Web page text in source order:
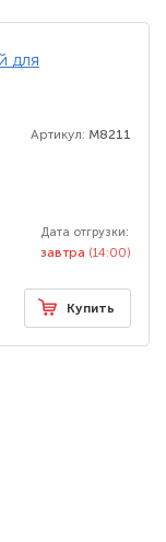
Артикул: M8211
Дата отгрузки:
завтра (14:00)
Купить